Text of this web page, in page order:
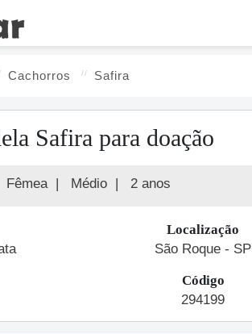
Cachorros Safira
Safira para doação
Fêmea | Médio | 2 anos
Localização
São Roque - SP
Código
294199